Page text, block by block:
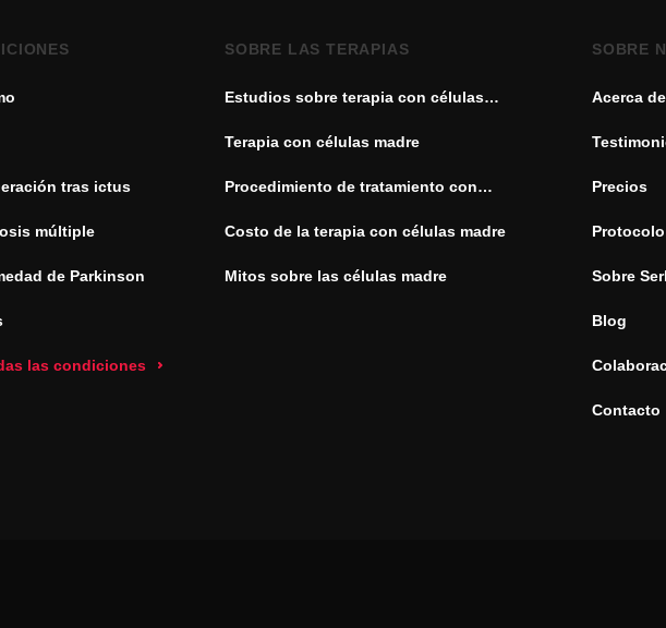
tras ictus
múltiple
de Parkinson
las condiciones
SOBRE LAS TERAPIAS
Estudios sobre terapia con células
Terapia con células madre
Procedimiento de tratamiento con
Costo de la terapia con células madre
Mitos sobre las células madre
SOBRE
Acerca
Precios
Protocolo
Sobre
Blog
Contacto